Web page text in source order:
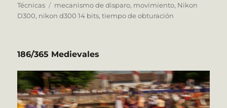
el
Técnicas
Etiquetas
mecanismo de disparo, movimiento, Nikon
D300, nikon d300 14 bits,tiempo de obturación
186/365 Medievales